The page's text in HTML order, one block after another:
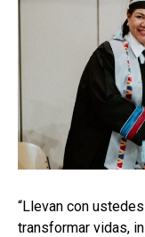
“Llevan con
transformar vidas,